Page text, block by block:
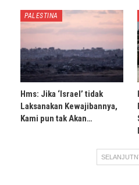
PALESTINA
Hms: Jika ‘Israel’ tidak
Laksanakan Kewajibannya,
Kami pun tak Akan…